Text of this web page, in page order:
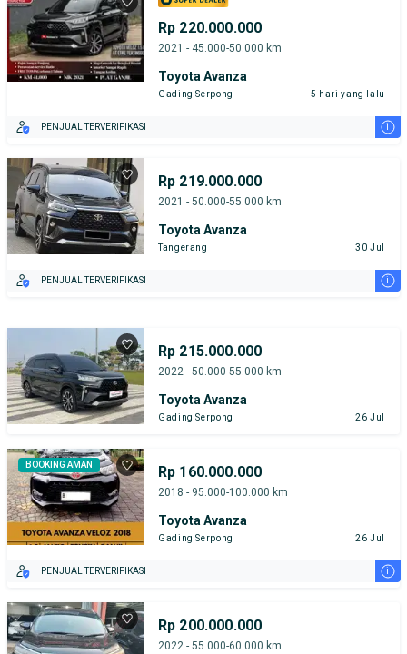
Rp 220.000.000
2021 - 45.000-50.000 km
Toyota Avanza
Gading Serpong 5 hari yang lalu
PENJUAL TERVERIFIKASI i
Rp 219.000.000
2021 - 50.000-55.000 km
Toyota Avanza
Tangerang 30 Jul
PENJUAL TERVERIFIKASI i
Rp 215.000.000
2022 - 50.000-55.000 km
Toyota Avanza
Gading Serpong 26 Jul
BOOKING AMAN Rp 160.000.000
2018 - 95.000-100.000 km
Toyota Avanza
Gading Serpong 26 Jul
PENJUAL TERVERIFIKASI i
Rp 200.000.000
2022 - 55.000-60.000 km